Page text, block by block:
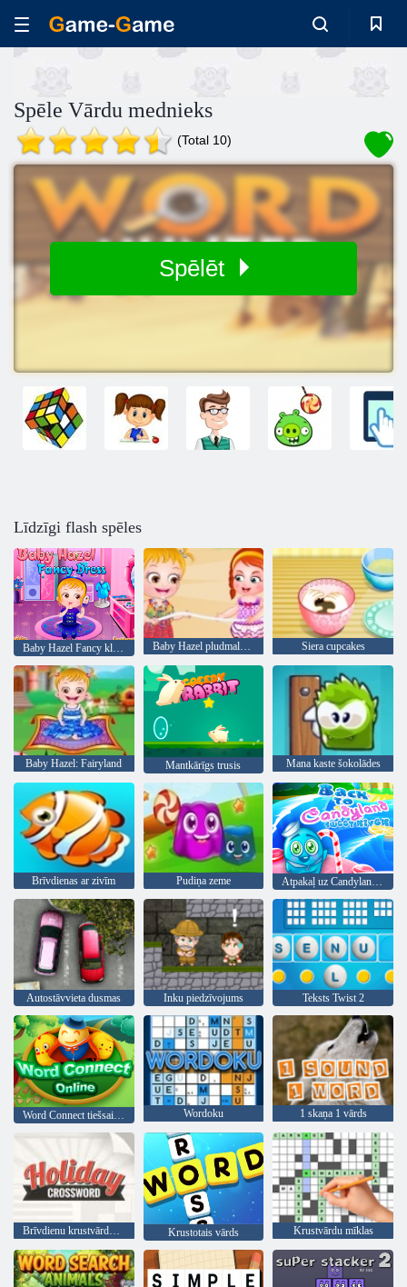
Spēle Vārdu mednieks
(Total 10)
Spēlēt
Līdzīgi flash spēles
Baby Hazel Fancy kleita Baby Hazel pludmales ballīte Siera cupcakes
Baby Hazel: Fairyland Mantkārīgs trusis Mana kaste šokolādes
Brīvdienas ar zivīm Pudiņa zeme Atpakaļ uz Candyland Sweet River
Autostāvvieta dusmas Inku piedzīvojums Teksts Twist 2
Wordoku 1 skaņa 1 vārds
Brīvdienu krustvārdu mīkla Krustotais vārds Krustvārdu mīklas